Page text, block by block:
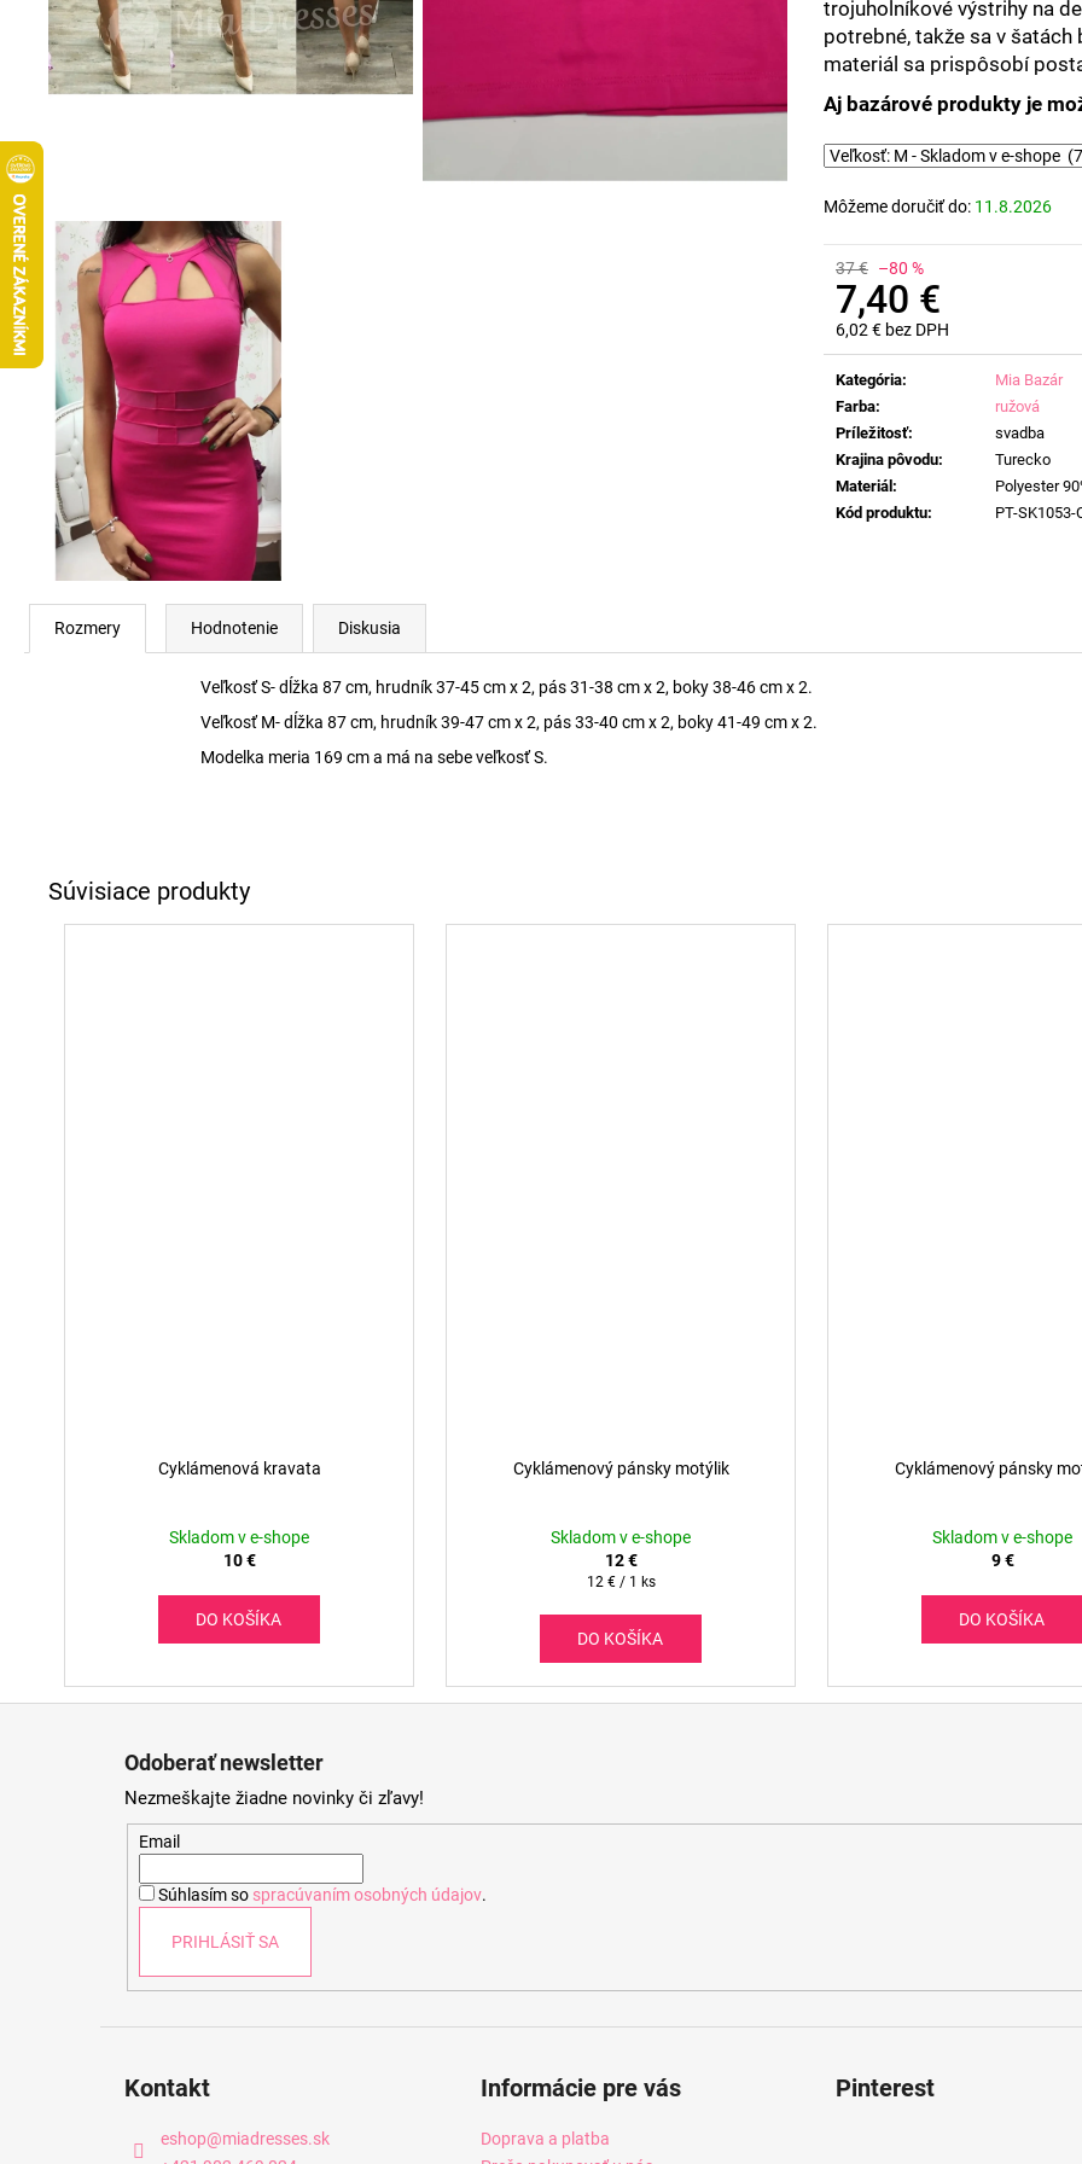
trojuholníkové výstrihy na
potrebné, takže sa v
materiál sa prispôsobí
Aj bazárové produkty je
Môžeme doručiť do: 11.8.2026
37 € –80 %
7,40 €
6,02 € bez DPH
Jednotková
cena:
Kategória:
Mia Bazár
Farba:
ružová
Príležitosť:
svadba
Krajina pôvodu:
Turecko
Materiál:
Polyester
Kód produktu: PT-SK1053-
Rozmery Hodnotenie Diskusia
Veľkosť S- dĺžka 87 cm, hrudník 37-45 cm x 2, pás 31-38 cm x 2, boky 38-46 cm x 2.
Veľkosť M- dĺžka 87 cm, hrudník 39-47 cm x 2, pás 33-40 cm x 2, boky 41-49 cm x 2.
Modelka meria 169 cm a má na sebe veľkosť S.
Cyklámenová kravata
Skladom v e-shope
10 €
DO KOŠÍKA
Cyklámenový pánsky motýlik
Skladom v e-shope
12 €
Jednotková
12 € / 1 ks
DO KOŠÍKA
Cyklámenový pánsky
Skladom v e-shope
9 €
DO KOŠÍKA
Odoberať newsletter
Nezmeškajte žiadne novinky či zľavy!
Email
Súhlasím so spracúvaním osobných údajov.
PRIHLÁSIŤ SA
Kontakt
eshop@miadresses.sk
Informácie pre vás
Doprava a platba
Pinterest